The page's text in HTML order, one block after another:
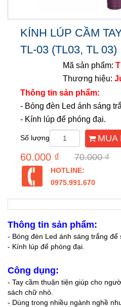
KÍNH LÚP CẦM
TL-03 (TL03, TL 03)
Mã sản phẩm:
Thương hiệu:
Thông tin sản phẩm:
- Bóng đèn Led ánh sáng
- Kính lúp để phóng đại.
Số lượng MUA
60.000 ₫ 70.000 ₫
HOTLINE:
0975.991.670
Thông tin sản phẩm:
- Bóng đèn Led ánh sáng trắng để
- Kính lúp để phóng đại.
Công dụng:
- Tay cầm thuận tiện giúp cho
sách chữ nhỏ.
- Dùng trong nhiều ngành nghề